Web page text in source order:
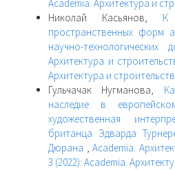
Academia. Архитектура и
Николай Касьянов, К
пространственных форм
научно-технологических
Архитектура и
Архитектура и
Гульчачак Нугманова,
наследие в
художественная
британца Эдварда
Дюрана , Academia.
3 (2022): Academia.